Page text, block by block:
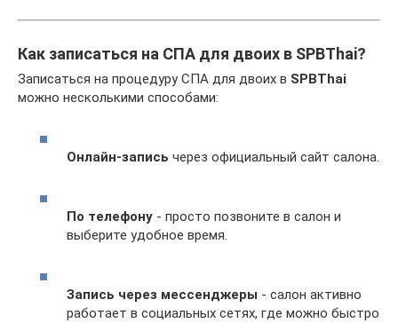
Как записаться на СПА для двоих в SPBThai?
Записаться на процедуру СПА для двоих в SPBThai
можно несколькими способами:
Онлайн-запись через официальный сайт салона.
По телефону - просто позвоните в салон и
выберите удобное время.
Запись через мессенджеры - салон активно
работает в социальных сетях, где можно быстро